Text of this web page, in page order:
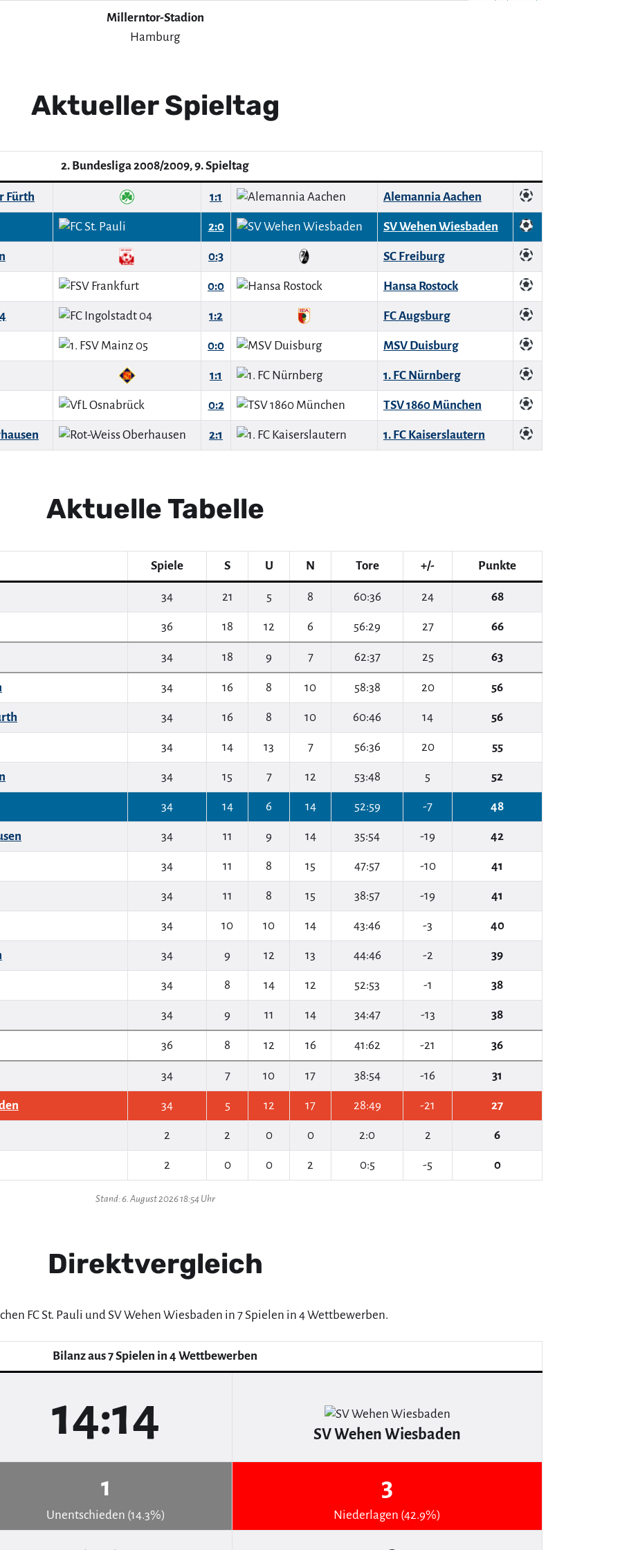
Millerntor-Stadion
Hamburg
Aktueller Spieltag
2. Bundesliga 2008/2009, 9. Spieltag
Fürth 1:1 Alemannia Aachen
2:0 SV Wehen Wiesbaden
0:3 SC Freiburg
0:0 Hansa Rostock
1:2 FC Augsburg
0:0 MSV Duisburg
1:1 1. FC Nürnberg
0:2 TSV 1860 München
2:1 1. FC Kaiserslautern
Aktuelle Tabelle
Spiele S U N Tore +/- Punkte
34 21 5 8 60:36 24 68
36 18 12 6 56:29 27 66
34 18 9 7 62:37 25 63
34 16 8 10 58:38 20 56
34 16 8 10 60:46 14 56
34 14 13 7 56:36 20 55
34 15 7 12 53:48 5 52
34 14 6 14 52:59 -7 48
34 11 9 14 35:54 -19 42
34 11 8 15 47:57 -10 41
34 11 8 15 38:57 -19 41
34 10 10 14 43:46 -3 40
34 9 12 13 44:46 -2 39
34 8 14 12 52:53 -1 38
34 9 11 14 34:47 -13 38
36 8 12 16 41:62 -21 36
34 7 10 17 38:54 -16 31
34 5 12 17 28:49 -21 27
2 2 0 0 2:0 2 6
2 0 0 2 0:5 -5 0
Stand: 6. August 2026 18:54 Uhr
Direktvergleich
FC St. Pauli und SV Wehen Wiesbaden in 7 Spielen in 4 Wettbewerben.
Bilanz aus 7 Spielen in 4 Wettbewerben
14:14 SV Wehen Wiesbaden
1
Unentschieden (14.3%)
3
Niederlagen (42.9%)